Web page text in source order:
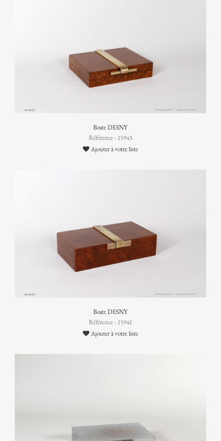
Boîte DESNY
Référence : 15943
Ajouter à votre liste
Boîte DESNY
Référence : 15941
Ajouter à votre liste